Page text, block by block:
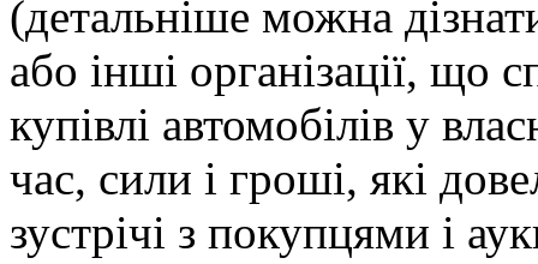
(детальніше можна
або інші організації, що
купівлі автомобілів у
час, сили і гроші, які
зустрічі з покупцями і